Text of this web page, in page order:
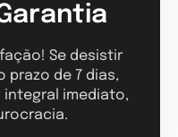
Se desistir
prazo de 7 dias,
integral imediato,